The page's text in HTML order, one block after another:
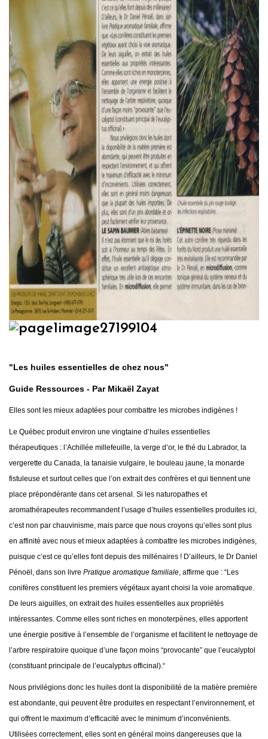
"Les huiles essentielles de chez nous"
Guide Ressources - Par Mikaël Zayat
Elles sont les mieux adaptées pour combattre les microbes indigènes !
Le Québec produit environ une vingtaine d’huiles essentielles
thérapeutiques : l’Achillée millefeuille, la verge d’or, le thé du Labrador, la
vergerette du Canada, la tanaisie vulgaire, le bouleau jaune, la monarde
fistuleuse et surtout celles que l’on extrait des confrères et qui tiennent une
place prépondérante dans cet arsenal. Si les naturopathes et
aromathérapeutes recommandent l’usage d’huiles essentielles produites ici,
c’est non par chauvinisme, mais parce que nous croyons qu’elles sont plus
en affinité avec nous et mieux adaptées à combattre les microbes indigènes,
puisque c’est ce qu’elles font depuis des millénaires ! D’ailleurs, le Dr Daniel
Pénoël, dans son livre Pratique aromatique familiale, affirme que : “Les
conifères constituent les premiers végétaux ayant choisi la voie aromatique.
De leurs aiguilles, on extrait des huiles essentielles aux propriétés
intéressantes. Comme elles sont riches en monoterpènes, elles apportent
une énergie positive à l’ensemble de l’organisme et facilitent le nettoyage de
l’arbre respiratoire quoique d’une façon moins “provocante” que l’eucalyptol
(constituant principale de l’eucalyptus officinal).“
Nous privilégions donc les huiles dont la disponibilité de la matière première
est abondante, qui peuvent être produites en respectant l’environnement, et
qui offrent le maximum d’efficacité avec le minimum d’inconvénients.
Utilisées correctement, elles sont en général moins dangereuses que la